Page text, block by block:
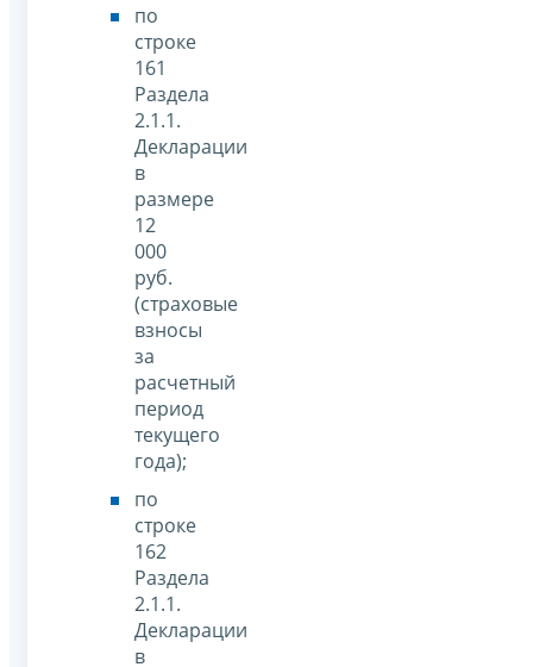
по
строке
161
Раздела
2.1.1.
Декларации
в
размере
12
000
руб.
(страховые
взносы
за
расчетный
период
текущего
года);
по
строке
162
Раздела
2.1.1.
Декларации
в